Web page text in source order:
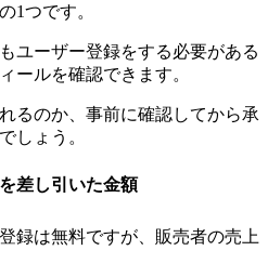
1つです。
ユーザー登録をする必要がある
ールを確認できます。
るのか、事前に確認してから承
しょう。
差し引いた金額
録は無料ですが、販売者の売上